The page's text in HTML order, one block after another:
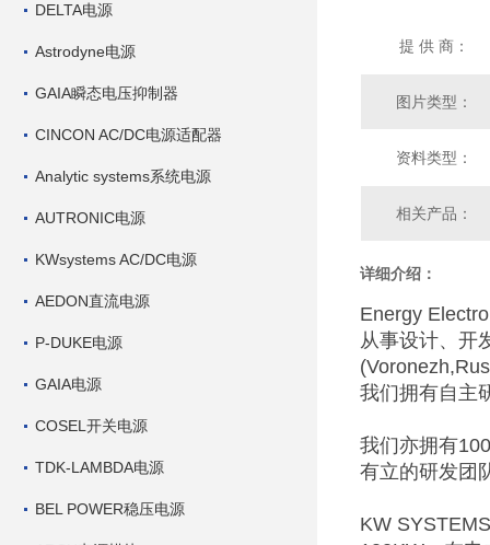
DELTA电源
Astrodyne电源
GAIA瞬态电压抑制器
CINCON AC/DC电源适配器
Analytic systems系统电源
AUTRONIC电源
KWsystems AC/DC电源
AEDON直流电源
P-DUKE电源
GAIA电源
COSEL开关电源
TDK-LAMBDA电源
BEL POWER稳压电源
提 供 商：
图片类型：
资料类型：
相关产品：
详细介绍：
Energy
从事设计、开
我们拥有自主
我们亦拥有
有立的研发团
KW